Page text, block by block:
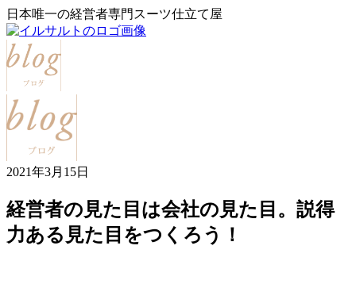
日本唯一の経営者専門スーツ仕立て屋
2021年3月15日
経営者の見た目は会社の見た目。説得
力ある見た目をつくろう！